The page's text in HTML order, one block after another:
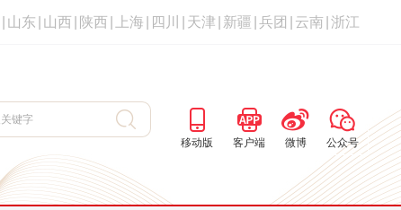
山东 山西 陕西 上海 四川 天津 新疆 兵团 云南 浙江
移动版 客户端 微博 公众号